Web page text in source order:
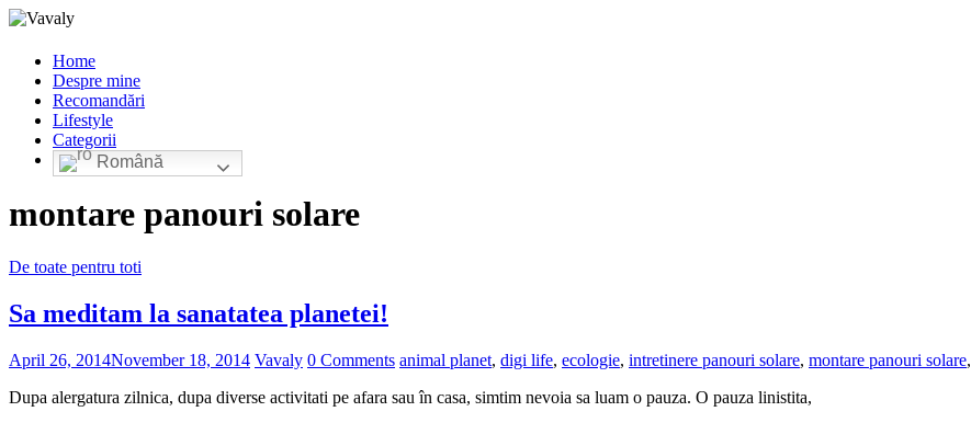
Home
Despre mine
Recomandări
Lifestyle
Categorii
Română
montare panouri solare
De toate pentru toti
Sa meditam la sanatatea planetei!
April 26, 2014November 18, 2014 Vavaly 0 Comments animal planet, digi life, ecologie, intretinere panouri solare, montare panouri solare,
Dupa alergatura zilnica, dupa diverse activitati pe afara sau în casa, simtim nevoia sa luam o pauza. O pauza linistita,